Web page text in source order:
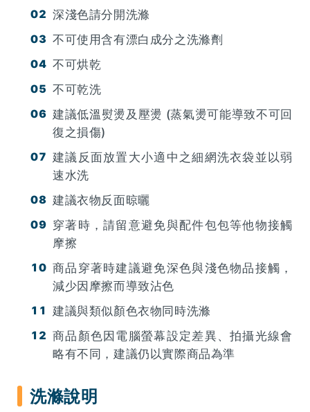
深淺色請分開洗滌
不可使用含有漂白成分之洗滌劑
不可烘乾
不可乾洗
建議低溫熨燙及壓燙 (蒸氣燙可能導致不可回
復之損傷)
建議反面放置大小適中之細網洗衣袋並以弱
速水洗
建議衣物反面晾曬
穿著時，請留意避免與配件包包等他物接觸
摩擦
商品穿著時建議避免深色與淺色物品接觸，
減少因摩擦而導致沾色
建議與類似顏色衣物同時洗滌
商品顏色因電腦螢幕設定差異、拍攝光線會
略有不同，建議仍以實際商品為準
洗滌說明